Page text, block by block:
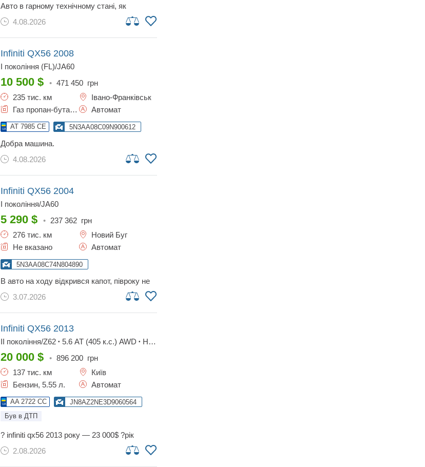
авто в гарному технічному стані, як
візуально так і технічно. четверте авто в
сім'ї, виїзаже тільки на природу. потужний і
багажник. автомобіль не новий, були вікові
технічно обслужений. коробка та двигун
працюють справно. тільки замінено
мастило в двигуні, усі фільтри, новий акб.
можливий обмін на гибридне авто.
телефонуйте, розповім. +********** толик
4.08.2026
Infiniti QX56 2008
I покоління (FL)/JA60
10 500 $ • 471 450 грн
235 тис. км
Івано-Франківськ
Газ пропан-бутан / Бензин
Автомат
AT 7985 CE 5N3AA08C09N900612
добра машина.
4.08.2026
Infiniti QX56 2004
I покоління/JA60
5 290 $ • 237 362 грн
276 тис. км
Новий Буг
Не вказано
Автомат
5N3AA08C74N804890
в авто на ходу відкрився капот, півроку не
використовувався ,аккумулятору не має.
торг присутній але не великий.обмін на
3.07.2026
Infiniti QX56 2013
II покоління/Z62 • 5.6 AT (405 к.с.) AWD • Hi-
Tech
20 000 $ • 896 200 грн
137 тис. км
Київ
Бензин, 5.55 л.
Автомат
AA 2722 CC
JN8AZ2NE3D9060564
Був в ДТП
? infiniti qx56 2013 року — 23 000$ ?рік
випуску: 2013 ?двигун: 5.6 бензин (v8, 405
к.с.) ?коробка передач: автомат ?привід:
2.08.2026